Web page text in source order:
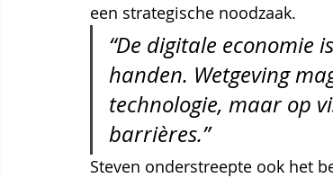
een strategische noodzaak.
“De digitale economie
handen. Wetgeving
technologie, maar op
barrières.”
Steven onderstreepte ook het